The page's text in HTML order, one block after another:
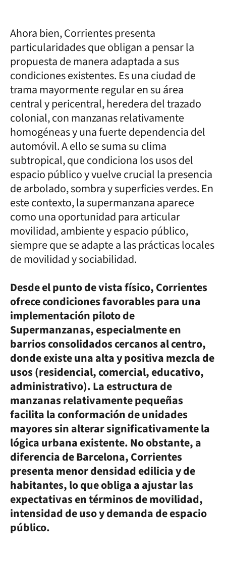
Ahora bien, Corrientes presenta
particularidades que obligan a pensar la
propuesta de manera adaptada a sus
condiciones existentes. Es una ciudad de
trama mayormente regular en su área
central y pericentral, heredera del trazado
colonial, con manzanas relativamente
homogéneas y una fuerte dependencia del
automóvil. A ello se suma su clima
subtropical, que condiciona los usos del
espacio público y vuelve crucial la presencia
de arbolado, sombra y superficies verdes. En
este contexto, la supermanzana aparece
como una oportunidad para articular
movilidad, ambiente y espacio público,
siempre que se adapte a las prácticas locales
de movilidad y sociabilidad.
Desde el punto de vista físico, Corrientes
ofrece condiciones favorables para una
implementación piloto de
Supermanzanas, especialmente en
barrios consolidados cercanos al centro,
donde existe una alta y positiva mezcla de
usos (residencial, comercial, educativo,
administrativo). La estructura de
manzanas relativamente pequeñas
facilita la conformación de unidades
mayores sin alterar significativamente la
lógica urbana existente. No obstante, a
diferencia de Barcelona, Corrientes
presenta menor densidad edilicia y de
habitantes, lo que obliga a ajustar las
expectativas en términos de movilidad,
intensidad de uso y demanda de espacio
público.